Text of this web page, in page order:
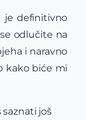
je definitivno
odlučite na
i naravno
kako biće mi
još